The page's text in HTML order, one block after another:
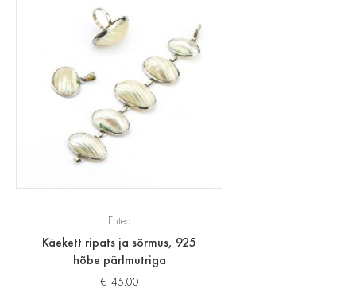
Ehted
Käekett ripats ja sõrmus, 925
hõbe pärlmutriga
€145.00